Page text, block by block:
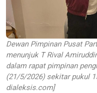
Dewan Pimpinan Pusat
menunjuk T Rival
dalam rapat pimpinan
(21/5/2026) sekitar pukul
dialeksis.com]